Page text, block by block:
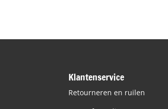
Klantenservice
Retourneren en ruilen